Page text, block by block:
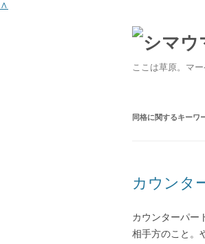
∧
ここは草原。マ
同格に関するキーワ
カウンタ
カウンターパー
相手方のこと。